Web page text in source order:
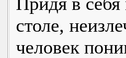
столе,
человек